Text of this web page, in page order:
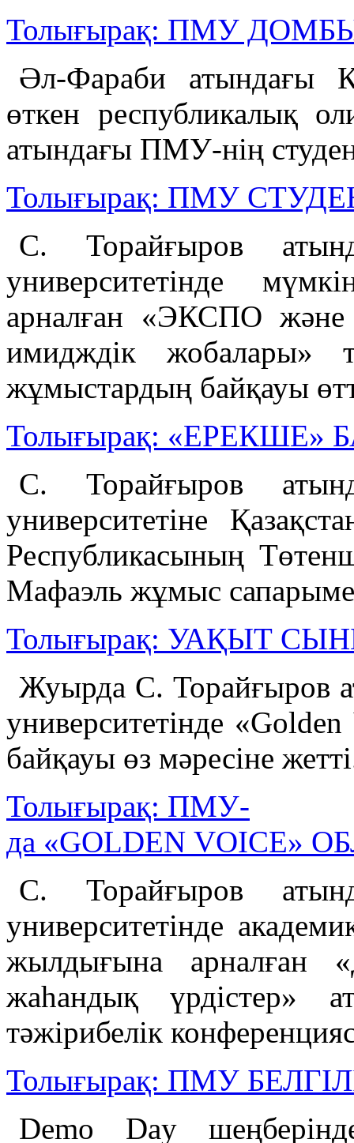
Толығырақ: ПМУ
Әл-Фараби атындағы
өткен республикалық
атындағы ПМУ-нің
Толығырақ: ПМУ
С. Торайғыров
университетінде
арналған «ЭКСПО және
имидждік жобалары»
жұмыстардың байқауы
Толығырақ:
С. Торайғыров
университетіне
Республикасының
Мафаэль жұмыс
Толығырақ: УАҚЫТ
Жуырда С. Торайғыров
университетінде
байқауы өз мәресіне
Толығырақ: ПМУ-
да «GOLDEN
С. Торайғыров
университетінде
жылдығына арналған
жаһандық үрдістер»
тәжірибелік
Толығырақ: ПМУ
Demo Day